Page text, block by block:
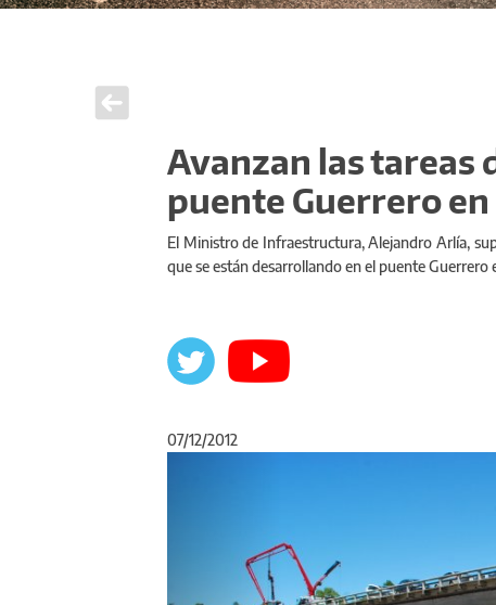
Avanzan las tareas
puente Guerrero en
El Ministro de Infraestructura, Alejandro Arlía,
que se están desarrollando en el puente
07/12/2012